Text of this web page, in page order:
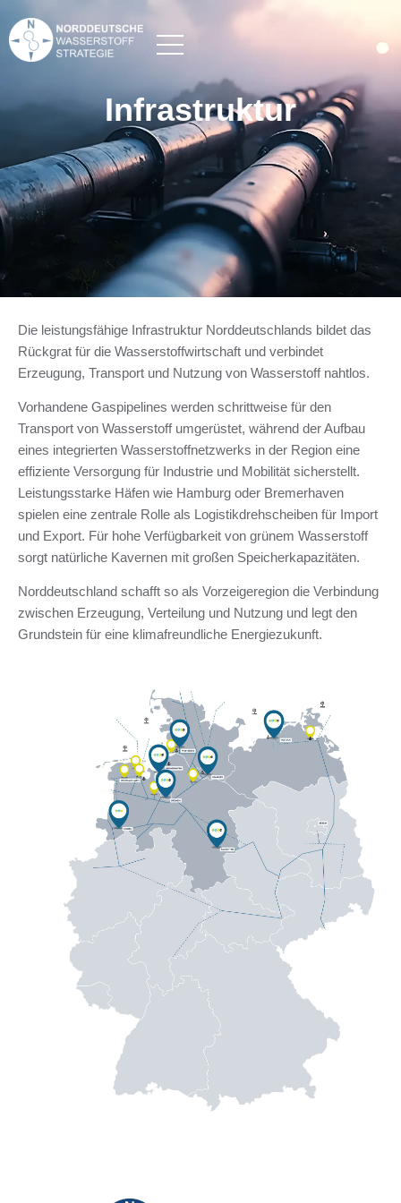
Infrastruktur
Die leistungsfähige Infrastruktur Norddeutschlands bildet das
Rückgrat für die Wasserstoffwirtschaft und verbindet
Erzeugung, Transport und Nutzung von Wasserstoff nahtlos.
Vorhandene Gaspipelines werden schrittweise für den
Transport von Wasserstoff umgerüstet, während der Aufbau
eines integrierten Wasserstoffnetzwerks in der Region eine
effiziente Versorgung für Industrie und Mobilität sicherstellt.
Leistungsstarke Häfen wie Hamburg oder Bremerhaven
spielen eine zentrale Rolle als Logistikdrehscheiben für Import
und Export. Für hohe Verfügbarkeit von grünem Wasserstoff
sorgt natürliche Kavernen mit großen Speicherkapazitäten.
Norddeutschland schafft so als Vorzeigeregion die Verbindung
zwischen Erzeugung, Verteilung und Nutzung und legt den
Grundstein für eine klimafreundliche Energiezukunft.